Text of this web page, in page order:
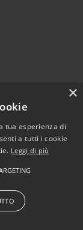
2026 • Comune di
• Powered by
•
×
tua esperienza di
a tutti i cookie
Leggi di più